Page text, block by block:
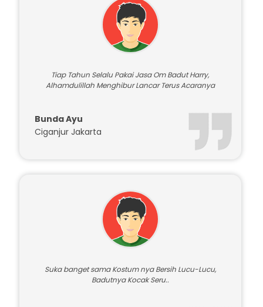
Tiap Tahun Selalu Pakai Jasa Om Badut Harry,
Alhamdulillah Menghibur Lancar Terus Acaranya
Bunda Ayu
Ciganjur Jakarta
Suka banget sama Kostum nya Bersih Lucu-Lucu,
Badutnya Kocak Seru..